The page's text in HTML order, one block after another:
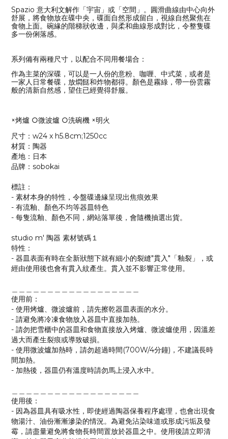
Spazio 意大利文解作「宇宙」或「空間」。圓滑曲線由中心向外
舒展，將食物放在碟中央，碟面自然形成留白，視線自然聚焦在
食物上面。碗緣的階梯狀收邊，與柔和曲線形成對比，令整隻碟
多一份俐落感。
系列備有兩種尺寸，以配合不同用餐場合：
作為主菜的深碟，可以是一人份的意粉、咖喱、中式菜，或者是
一家人日常餐碟，放燜餸和炸物都得。顏色是霧綠，帶一份雲霧
般的清新自然感，望住已經覺得舒服。
×烤爐 ○微波爐 ○洗碗機 ×明火
尺寸：w24 x h5.8cm;1250cc
材質：陶器
產地：日本
品牌：sobokai
標註：
- 素材本身的特性，令盤碟邊緣呈現出焦痕效果
- 有流釉、顏色不均等器皿特色
- 每隻流釉、顏色不同，網站落單後，會隨機抽選出貨。
studio m' 陶器 素材號碼１
特性：
- 器皿表面有時在全新狀態下就有細小的裂縫"貫入"「釉裂」，或
經由使用後也會有貫入紋產生。貫入並不影響正常使用。
使用前：
- 使用烤爐、微波爐前，請先擦乾器皿表面的水分。
- 請避免將冷凍食物放入器皿中直接加熱。
- 請勿把雪櫃中的器皿和食物直接放入烤爐、微波爐使用，因溫差
過大而產生裂痕或導致破損。
- 使用微波爐加熱時，請勿超過時間(700W/4分鐘)，不建議長時
間加熱。
- 加熱後，器皿仍有溫度時請勿馬上浸入水中。
使用後：
- 因為器皿具有吸水性，即使經過陶器保養程序處理，也會出現食
物湯汁、油份漸漸滲染的情況。為避免沾染味道或形成污垢及發
霉，請盡量避免將食物長時間置放於器皿之中。使用後請立即清